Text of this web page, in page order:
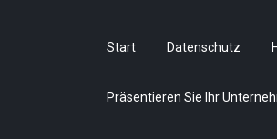
Start Datenschutz
Präsentieren Sie Ihr